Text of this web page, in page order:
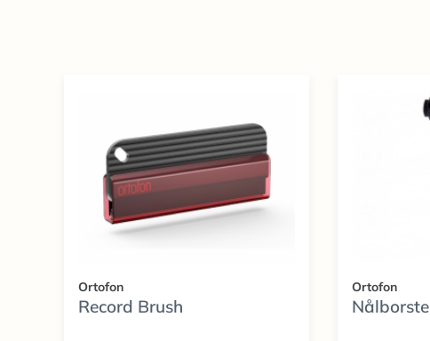
Ortofon
Record Brush
Ortofon
Nålborste